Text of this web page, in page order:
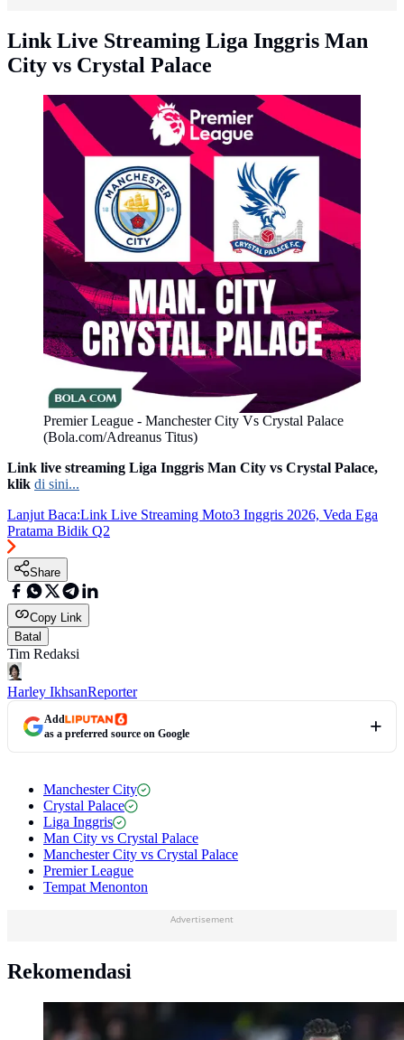
Link Live Streaming Liga Inggris Man
City vs Crystal Palace
Premier League - Manchester City Vs Crystal Palace
(Bola.com/Adreanus Titus)
Link live streaming Liga Inggris Man City vs Crystal Palace,
klik di sini...
Lanjut Baca:Link Live Streaming Moto3 Inggris 2026, Veda Ega
Pratama Bidik Q2
Share
Copy Link
Batal
Tim Redaksi
Harley IkhsanReporter
Add
as a preferred source on Google
Manchester City
Crystal Palace
Liga Inggris
Man City vs Crystal Palace
Manchester City vs Crystal Palace
Premier League
Tempat Menonton
Advertisement
Rekomendasi